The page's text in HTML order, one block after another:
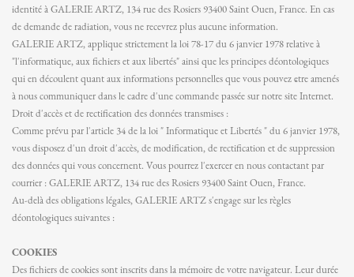
identité à GALERIE ARTZ, 134 rue des Rosiers 93400 Saint Ouen, France. En cas
de demande de radiation, vous ne recevrez plus aucune information.
GALERIE ARTZ, applique strictement la loi 78-17 du 6 janvier 1978 relative à
"l'informatique, aux fichiers et aux libertés" ainsi que les principes déontologiques
qui en découlent quant aux informations personnelles que vous pouvez être amenés
à nous communiquer dans le cadre d'une commande passée sur notre site Internet.
Droit d'accès et de rectification des données transmises :
Comme prévu par l'article 34 de la loi " Informatique et Libertés " du 6 janvier 1978,
vous disposez d'un droit d'accès, de modification, de rectification et de suppression
des données qui vous concernent. Vous pourrez l'exercer en nous contactant par
courrier : GALERIE ARTZ, 134 rue des Rosiers 93400 Saint Ouen, France.
Au-delà des obligations légales, GALERIE ARTZ s'engage sur les règles
déontologiques suivantes :
COOKIES
Des fichiers de cookies sont inscrits dans la mémoire de votre navigateur. Leur durée